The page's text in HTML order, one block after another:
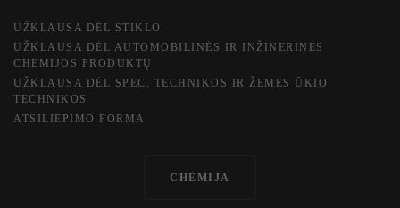
UŽKLAUSA DĖL STIKLO
UŽKLAUSA DĖL AUTOMOBILINĖS IR INŽINERINĖS
CHEMIJOS PRODUKTŲ
UŽKLAUSA DĖL SPEC. TECHNIKOS IR ŽEMĖS ŪKIO
TECHNIKOS
ATSILIEPIMO FORMA
CHEMIJA